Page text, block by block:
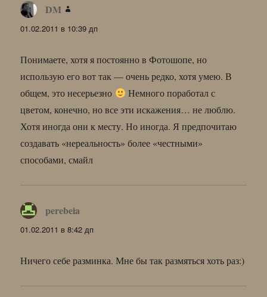
DM
01.02.2011 в 10:39 дп
Понимаете, хотя я постоянно в Фотошопе, но
использую его вот так — очень редко, хотя умею. В
общем, это несерьезно
Немного поработал с
цветом, конечно, но все эти искажения… не люблю.
Хотя иногда они к месту. Но иногда. Я предпочитаю
создавать «нереальность» более «честными»
способами, смайл
perebeia
01.02.2011 в 8:42 дп
Ничего себе разминка. Мне бы так размяться хоть раз:)